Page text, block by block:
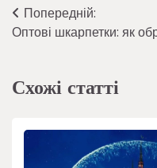
Навігація
записів
Попередній:
Оптові шкарпетки: як
Схожі статті